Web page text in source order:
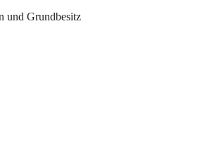
und Grundbesitz